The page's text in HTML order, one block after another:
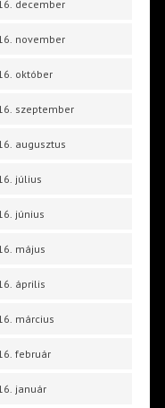
december
november
október
szeptember
augusztus
július
június
május
április
március
február
január